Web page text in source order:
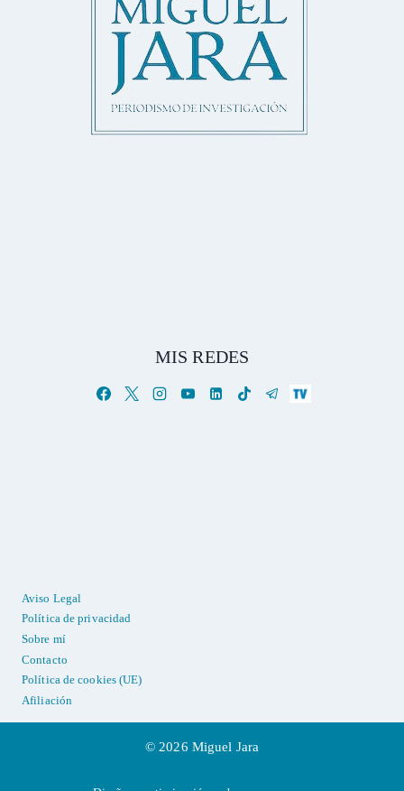
MIS REDES
Aviso Legal
Política de privacidad
Sobre mí
Contacto
Política de cookies (UE)
Afiliación
© 2026 Miguel Jara